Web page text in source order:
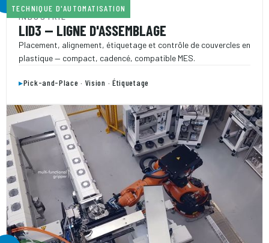
TECHNIQUE D'AUTOMATISATION
INDUSTRIE
LID3 — LIGNE D'ASSEMBLAGE
Placement, alignement, étiquetage et contrôle de couvercles en
plastique — compact, cadencé, compatible MES.
▸Pick-and-Place · Vision · Étiquetage